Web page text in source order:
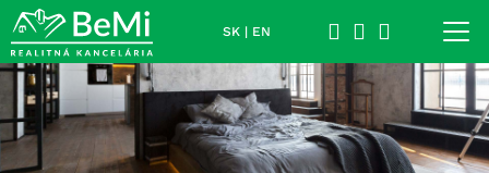
SK | EN